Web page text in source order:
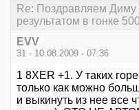
Re: Поздравляем
результатом в гонке
EVV
31 - 10.08.2009 - 07:36
1 8XER +1. У таких
только как можно
и выкинуть из нее все